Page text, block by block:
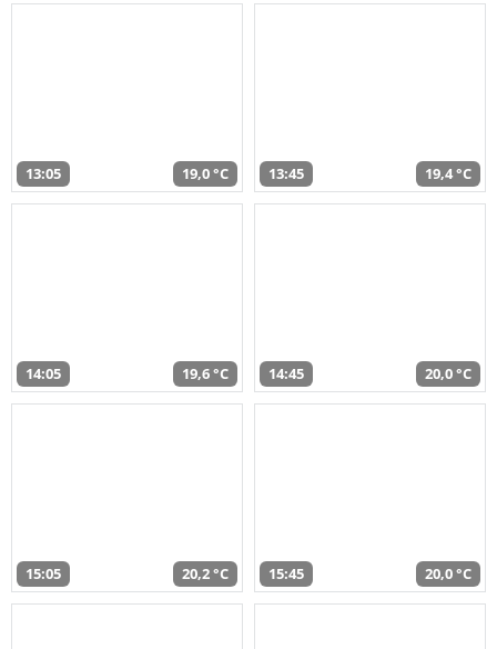
13:05 19,0 °C 13:45 19,4 °C
14:05 19,6 °C 14:45 20,0 °C
15:05 20,2 °C 15:45 20,0 °C